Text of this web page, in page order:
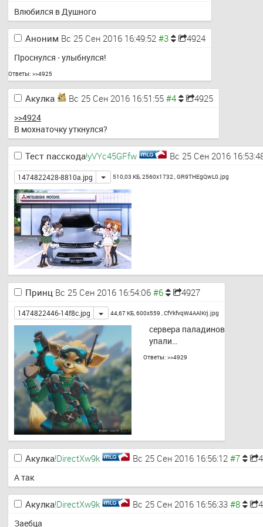
Влюбился в Душного
Аноним Вс 25 Сен 2016 16:49:52 4924
Проснулся - улыбнулся!
Ответы: >>4925
Акулка Вс 25 Сен 2016 16:51:55 4925
>>4924
В мохнаточку уткнулся?
Тест пасскода!yVYc45GFfw Вс 25 Сен 2016
1474822428-8810a.jpg Toggle
510,03 КБ, 2560x1732 ,GR9THEgQwL0.jpg
Принц Вс 25 Сен 2016 16:54:06 4927
1474822446-14f8c.jpg Toggle
44,67 КБ, 600x559 , CfYkfvqW4AAlKrj.jpg
сервера паладинов
упали…
Ответы: >>4929
Акулка!DirectXw9k Вс 25 Сен 2016 16:56:12
А так
Акулка!DirectXw9k Вс 25 Сен 2016 16:56:33
Заебца